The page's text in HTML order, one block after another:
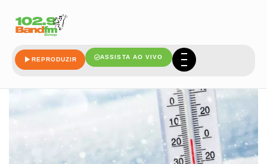
REPRODUZIR ASSISTA AO VIVO
campinas